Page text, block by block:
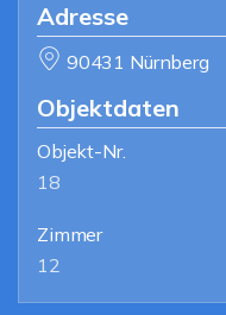
Adresse
90431 Nürnberg
Objektdaten
Objekt-Nr.
18
Zimmer
12